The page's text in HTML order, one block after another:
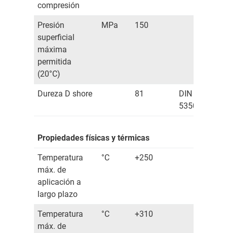
compresión
Presión
superficial
máxima
permitida
(20°C)
MPa 150
Dureza D shore 81
DIN
53505
Propiedades físicas y térmicas
Temperatura
máx. de
aplicación a
largo plazo
°C +250
Temperatura
máx. de
°C +310